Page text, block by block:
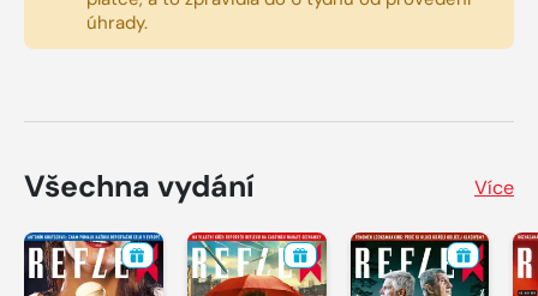
úhrady.
Všechna vydání Více